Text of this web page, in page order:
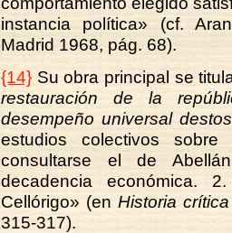
instancia política» (cf.
Madrid 1968, pág. 68).
{14} Su obra principal se
restauración de la
desempeño universal
estudios colectivos
consultarse el de
decadencia económica.
Cellórigo» (enHistoria
315-317).